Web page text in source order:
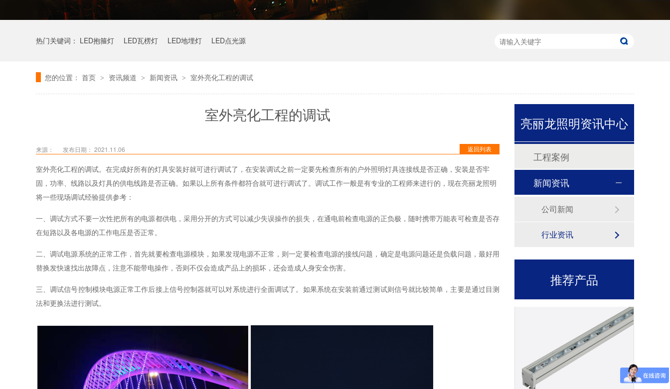
热门关键词： LED抱箍灯 LED瓦楞灯 LED地埋灯 LED点光源
您的位置： 首页 > 资讯频道 > 新闻资讯 > 室外亮化工程的调试
室外亮化工程的调试
返回列表
来源： 发布日期： 2021.11.06
室外亮化工程的调试。在完成好所有的灯具安装好就可进行调试了，在安装调试之前一定要先检查所有的户外照明灯具连接线是否正确，安装是否牢
固，功率、线路以及灯具的供电线路是否正确。如果以上所有条件都符合就可进行调试了。调试工作一般是有专业的工程师来进行的，现在亮丽龙照明
将一些现场调试经验提供参考：
一、调试方式不要一次性把所有的电源都供电，采用分开的方式可以减少失误操作的损失，在通电前检查电源的正负极，随时携带万能表可检查是否存
在短路以及各电源的工作电压是否正常。
二、调试电源系统的正常工作，首先就要检查电源模块，如果发现电源不正常，则一定要检查电源的接线问题，确定是电源问题还是负载问题，最好用
替换发快速找出故障点，注意不能带电操作，否则不仅会造成产品上的损坏，还会造成人身安全伤害。
三、调试信号控制模块电源正常工作后接上信号控制器就可以对系统进行全面调试了。如果系统在安装前通过测试则信号就比较简单，主要是通过目测
法和更换法进行测试。
亮丽龙照明资讯中心
工程案例
新闻资讯
公司新闻
行业资讯
推荐产品
线条灯LXT-C12
产品型号：LXT-C12产品尺寸：30*45*1000ｍｍ产品功率：12W/18W工作电压：DC24V发光角度：120°产品色温：3000K-6000K/RGBW外壳材质：6063航空铝+PC罩显色指数：Ra≥80控制方式：常亮/内控/外控防护等级：IP65显示指数：80使用寿命：50000小时
LED洗墙灯LXQ-G08